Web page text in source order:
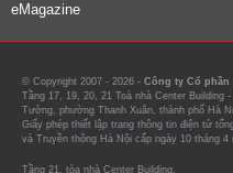
eMagazine
© Copyright 2007 - 2026 - Công ty Cổ phần
Tầng 17, 19, 20, 21 Toà nhà Center Building
Tưởng, phường Thanh Xuân, thành phố Hà
Giấy phép thiết lập trang thông tin điện tử
và Truyền thông Hà Nội cấp ngày 10 tháng 4
Tầng 21, tòa nhà Center Building.